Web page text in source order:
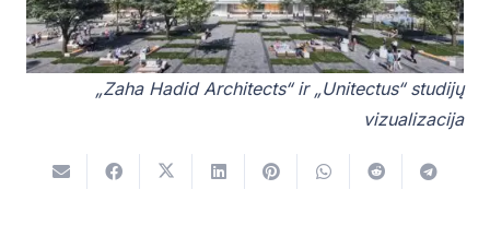
„Zaha Hadid Architects“ ir „Unitectus“ studijų
vizualizacija